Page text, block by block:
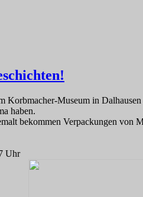
Museum in
haben.
bekommen Verpackungen von
Uhr